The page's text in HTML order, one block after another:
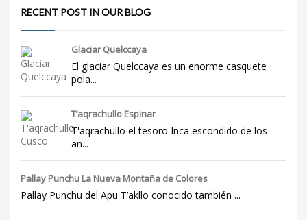
RECENT POST IN OUR BLOG
Glaciar Quelccaya
El glaciar Quelccaya es un enorme casquete
pola...
T’aqrachullo Espinar
T'aqrachullo el tesoro Inca escondido de los
an...
Pallay Punchu La Nueva Montaña de Colores
Pallay Punchu del Apu T’akllo conocido también ...